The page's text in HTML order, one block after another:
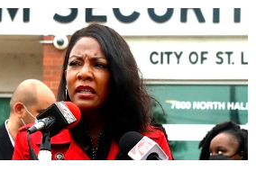
提
前
烧
密
苏
里
州